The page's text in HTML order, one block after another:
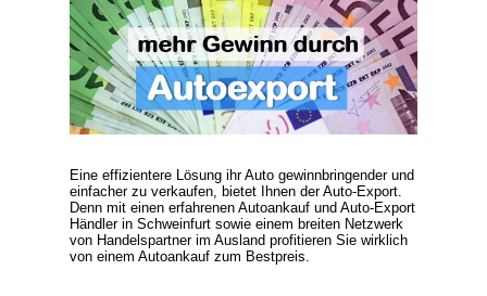
Eine effizientere Lösung ihr Auto gewinnbringender und
einfacher zu verkaufen, bietet Ihnen derAuto-Export.
Denn mit einen erfahrenen Autoankauf und Auto-Export
Händlerin Schweinfurt sowie einem breiten Netzwerk
von Handelspartner im Ausland profitieren Sie wirklich
von einem Autoankauf zum Bestpreis.